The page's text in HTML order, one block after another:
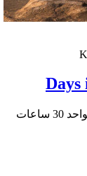
30 ساعات